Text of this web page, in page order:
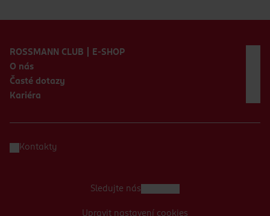
ROSSMANN CLUB | E-SHOP
O nás
Časté dotazy
Kariéra
Kontakty
Sledujte nás
Upravit nastavení cookies